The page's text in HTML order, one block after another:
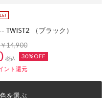
（ブラック）
￥14,900
税込 30%OFF
ント還元
を選ぶ